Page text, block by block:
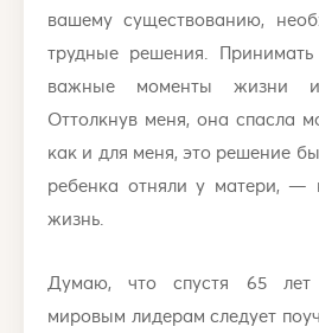
вашему существованию,
трудные решения.
важные моменты жизни и
Оттолкнув меня, она спасла
как и для меня, это решение
ребенка отняли у матери, —
жизнь.
Думаю, что спустя 65 лет
мировым лидерам следует